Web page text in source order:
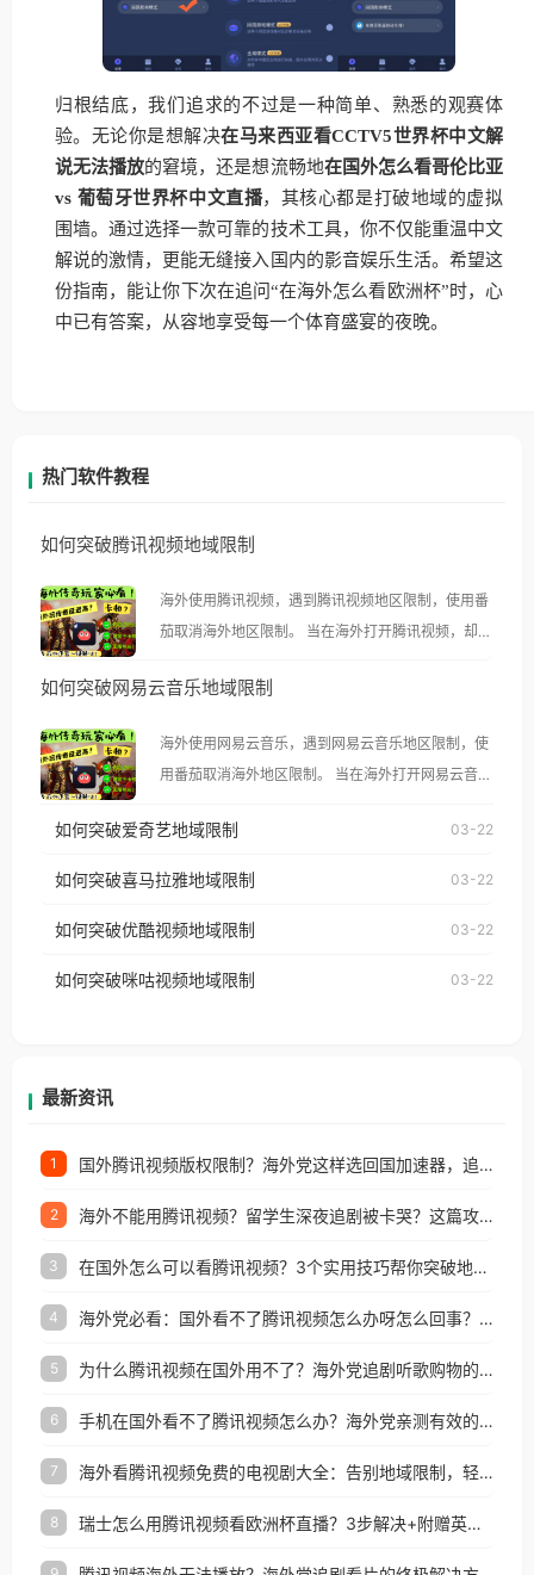
归根结底，我们追求的不过是一种简单、熟悉的观赛体
验。无论你是想解决在马来西亚看CCTV5世界杯中文解
说无法播放的窘境，还是想流畅地在国外怎么看哥伦比亚
vs 葡萄牙世界杯中文直播，其核心都是打破地域的虚拟
围墙。通过选择一款可靠的技术工具，你不仅能重温中文
解说的激情，更能无缝接入国内的影音娱乐生活。希望这
份指南，能让你下次在追问“在海外怎么看欧洲杯”时，心
中已有答案，从容地享受每一个体育盛宴的夜晚。
热门软件教程
如何突破腾讯视频地域限制
海外使用腾讯视频，遇到腾讯视频地区限制，使用番
茄取消海外地区限制。 当在海外打开腾讯视频，却突
示语。 海外用户如香港、澳门、台湾、美国、加拿
像其他音乐平台一样，出现地区及版权限制问题，且
仅能在中国大陆地区播放。 遇到这个问题的朋友们，
使用番茄回国加速器，即可解决「海外用户收听腾讯
台湾、美国、加拿大、澳大利亚、欧洲等国家和地区
权限制所困扰。
如何突破网易云音乐地域限制
海外使用网易云音乐，遇到网易云音乐地区限制，使
用番茄取消海外地区限制。 当在海外打开网易云音
播放”的提示语。 海外用户如香港、澳门、台湾、美
国、加拿大、澳大利亚、欧洲等国家和地区时，网易
制问题，且仅能在中国大陆地区播放。 遇到这个问题
户收听网易云音乐地区版权限制」的问题，无论人在
如何突破爱奇艺地域限制 03-22
如何突破喜马拉雅地域限制 03-22
如何突破优酷视频地域限制 03-22
如何突破咪咕视频地域限制 03-22
最新资讯
1 国外腾讯视频版权限制？海外党这样选回国加速器，追剧听歌办事全搞定
2 海外不能用腾讯视频？留学生深夜追剧被卡哭？这篇攻略帮你一键回国看剧听歌
3 在国外怎么可以看腾讯视频？3个实用技巧帮你突破地域限制（附避坑指南）
4 海外党必看：国外看不了腾讯视频怎么办呀怎么回事？3步解决地区限制
5 为什么腾讯视频在国外用不了？海外党追剧听歌购物的终极解决方案
6 手机在国外看不了腾讯视频怎么办？海外党亲测有效的追剧自由指南
7 海外看腾讯视频免费的电视剧大全：告别地域限制，轻松追剧的实用指南
8 瑞士怎么用腾讯视频看欧洲杯直播？3步解决+附赠英国多米音乐爱奇艺省钱攻略